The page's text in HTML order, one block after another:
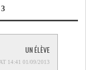
3
UN ÉLÈVE
01/09/2013 AT 14:41